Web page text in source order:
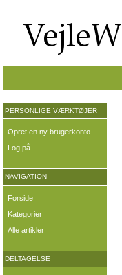
PERSONLIGE VÆRKTØJER
Opret en ny brugerkonto
Log på
NAVIGATION
Forside
Kategorier
Alle artikler
DELTAGELSE